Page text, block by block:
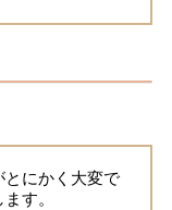
とにかく大変で
す。